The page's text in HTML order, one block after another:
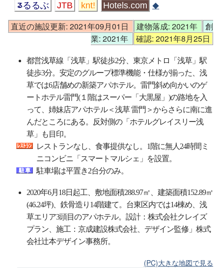
るるぶ
JTB knt! Hotels.com ◆
直近の施設更新: 2021年09月01日 建物落成: 2021年
創
業: 2021年
確認: 2021年8月25日
都営浅草線「浅草」駅徒歩2分、東京メトロ「浅草」駅
徒歩3分。安定のグループ標準機能・仕様が揃った、浅
草では6店舗めの新築アパホテル。雷門斜め向かいのゲ
ートホテル雷門(１階はスーパー「大黒屋」)の路地を入
って、姉妹店アパホテル＜浅草 雷門＞からさらに南に進
んだところにある。反対側の「ホテルグレイスリー浅
草」も目印。
レストランなし、食事提供なし。1階に無人24時間ミ
ニコンビニ「スマートマルシェ」を設置。
駐車場は平置き2台分のみ。
2020年6月18日起工、敷地面積288.97㎡、建築面積152.89㎡
(46.24坪)、鉄骨造り14階建て。台東区内では14棟め、浅
草エリア3頭目のアパホテル。設計：株式会社クレイズ
プラン、施工：京成建設株式会社、デザイン監修」株式
会社辻本デザイン事務所。
(PC)大きな地図で見る